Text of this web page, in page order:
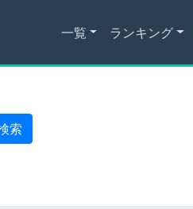
一覧 ランキング
索